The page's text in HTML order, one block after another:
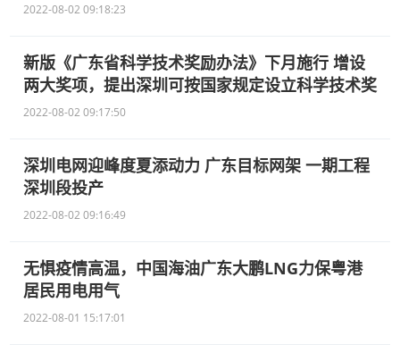
2022-08-02 09:18:23
新版《广东省科学技术奖励办法》下月施行 增设
两大奖项，提出深圳可按国家规定设立科学技术奖
2022-08-02 09:17:50
深圳电网迎峰度夏添动力 广东目标网架 一期工程
深圳段投产
2022-08-02 09:16:49
无惧疫情高温，中国海油广东大鹏LNG力保粤港
居民用电用气
2022-08-01 15:17:01